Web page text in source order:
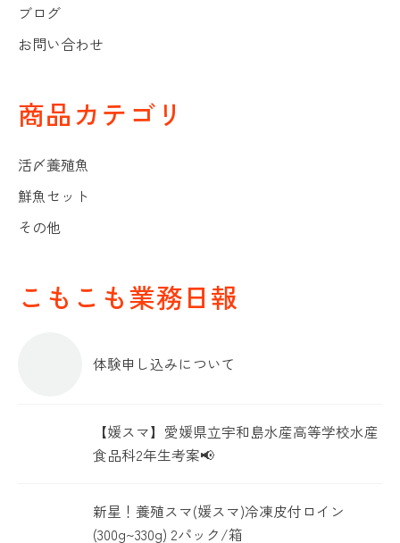
ブログ
お問い合わせ
商品カテゴリ
活〆養殖魚
鮮魚セット
その他
こもこも業務日報
体験申し込みについて
【媛スマ】愛媛県立宇和島水産高等学校水産
食品科2年生考案📢
新星！養殖スマ(媛スマ)冷凍皮付ロイン
(300g~330g) 2パック/箱